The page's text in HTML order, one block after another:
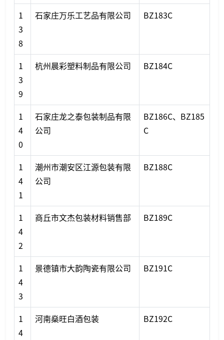
1
3
8
石家庄万乐工艺品有限公司 BZ183C
1
3
9
杭州晨彩塑料制品有限公司 BZ184C
1
4
0
石家庄龙之泰包装制品有限
公司
BZ186C、BZ185
C
1
4
1
潮州市潮安区江源包装有限
公司
BZ188C
1
4
2
商丘市文杰包装材料销售部 BZ189C
1
4
3
景德镇市大韵陶瓷有限公司 BZ191C
1
4
河南燊旺白酒包装 BZ192C